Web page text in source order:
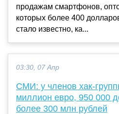
продажам смартфонов,
которых более 400
стало известно, ка...
03:30, 07 Апр
СМИ: у членов хак-
миллион евро, 950 000
более 300 млн рублей